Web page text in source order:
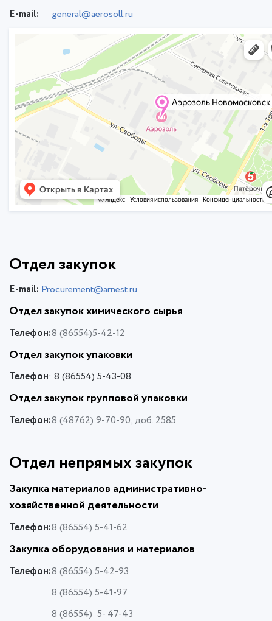
E-mail: general@aerosoll.ru
Отдел закупок
E-mail: Procurement@arnest.ru
Отдел закупок химического сырья
Телефон:8 (86554)5-42-12
Отдел закупок упаковки
Телефон: 8 (86554) 5-43-08
Отдел закупок групповой упаковки
Телефон:8 (48762) 9-70-90, доб. 2585
Отдел непрямых закупок
Закупка материалов административно-
хозяйственной деятельности
Телефон:8 (86554) 5-41-62
Закупка оборудования и материалов
Телефон:8 (86554) 5-42-93
8 (86554) 5-41-97
8 (86554) 5- 47-43